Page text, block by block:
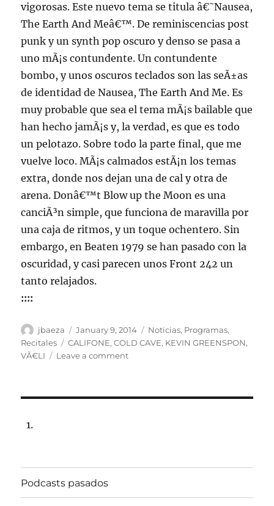
vigorosas. Este nuevo tema se titula â€˜Nausea,
The Earth And Meâ€™. De reminiscencias post
punk y un synth pop oscuro y denso se pasa a
uno mÃ¡s contundente. Un contundente
bombo, y unos oscuros teclados son las seÃ±as
de identidad de Nausea, The Earth And Me. Es
muy probable que sea el tema mÃ¡s bailable que
han hecho jamÃ¡s y, la verdad, es que es todo
un pelotazo. Sobre todo la parte final, que me
vuelve loco. MÃ¡s calmados estÃ¡n los temas
extra, donde nos dejan una de cal y otra de
arena. Donâ€™t Blow up the Moon es una
canciÃ³n simple, que funciona de maravilla por
una caja de ritmos, y un toque ochentero. Sin
embargo, en Beaten 1979 se han pasado con la
oscuridad, y casi parecen unos Front 242 un
tanto relajados.
::::
Author
jbaeza
Posted
on
January 9, 2014 Categories
Noticias, Programas,
Recitales
Tags
CALIFONE,COLD CAVE, KEVIN GREENSPON,
VÃ€LI
Leave a commenton
Radio
22:00hrs.
Podcasts pasados